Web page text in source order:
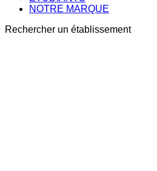
NOTRE MARQUE
Rechercher un établissement